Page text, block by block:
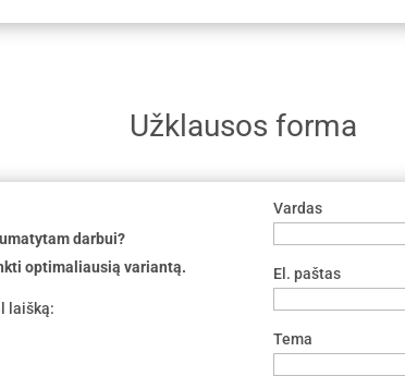
Užklausos forma
darbui?
optimaliausią variantą.
laišką:
Vardas
El. paštas
Tema